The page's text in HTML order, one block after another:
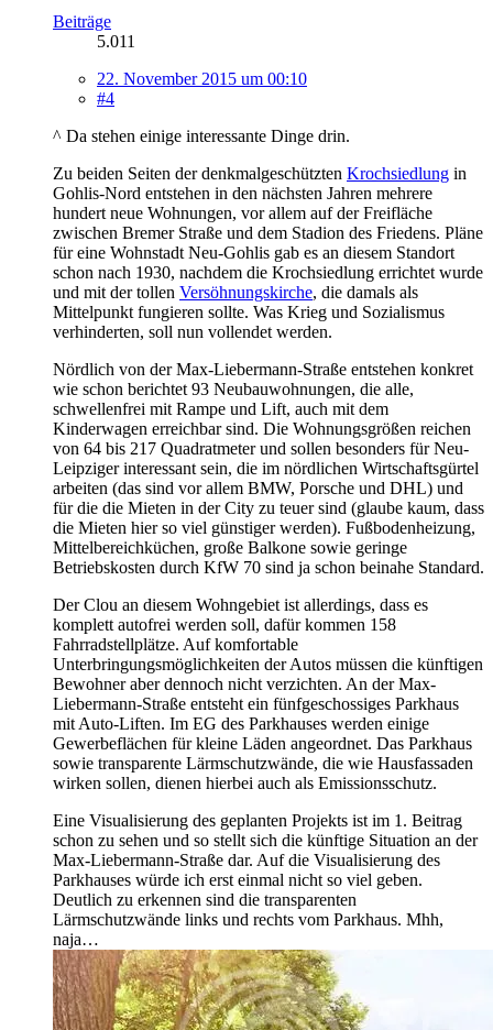
Beiträge
5.011
22. November 2015 um 00:10
#4
^ Da stehen einige interessante Dinge drin.
Zu beiden Seiten der denkmalgeschützten Krochsiedlung in
Gohlis-Nord entstehen in den nächsten Jahren mehrere
hundert neue Wohnungen, vor allem auf der Freifläche
zwischen Bremer Straße und dem Stadion des Friedens. Pläne
für eine Wohnstadt Neu-Gohlis gab es an diesem Standort
schon nach 1930, nachdem die Krochsiedlung errichtet wurde
und mit der tollen Versöhnungskirche, die damals als
Mittelpunkt fungieren sollte. Was Krieg und Sozialismus
verhinderten, soll nun vollendet werden.
Nördlich von der Max-Liebermann-Straße entstehen konkret
wie schon berichtet 93 Neubauwohnungen, die alle,
schwellenfrei mit Rampe und Lift, auch mit dem
Kinderwagen erreichbar sind. Die Wohnungsgrößen reichen
von 64 bis 217 Quadratmeter und sollen besonders für Neu-
Leipziger interessant sein, die im nördlichen Wirtschaftsgürtel
arbeiten (das sind vor allem BMW, Porsche und DHL) und
für die die Mieten in der City zu teuer sind (glaube kaum, dass
die Mieten hier so viel günstiger werden). Fußbodenheizung,
Mittelbereichküchen, große Balkone sowie geringe
Betriebskosten durch KfW 70 sind ja schon beinahe Standard.
Der Clou an diesem Wohngebiet ist allerdings, dass es
komplett autofrei werden soll, dafür kommen 158
Fahrradstellplätze. Auf komfortable
Unterbringungsmöglichkeiten der Autos müssen die künftigen
Bewohner aber dennoch nicht verzichten. An der Max-
Liebermann-Straße entsteht ein fünfgeschossiges Parkhaus
mit Auto-Liften. Im EG des Parkhauses werden einige
Gewerbeflächen für kleine Läden angeordnet. Das Parkhaus
sowie transparente Lärmschutzwände, die wie Hausfassaden
wirken sollen, dienen hierbei auch als Emissionsschutz.
Eine Visualisierung des geplanten Projekts ist im 1. Beitrag
schon zu sehen und so stellt sich die künftige Situation an der
Max-Liebermann-Straße dar. Auf die Visualisierung des
Parkhauses würde ich erst einmal nicht so viel geben.
Deutlich zu erkennen sind die transparenten
Lärmschutzwände links und rechts vom Parkhaus. Mhh,
naja…